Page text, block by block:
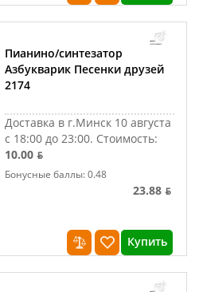
Пианино/синтезатор
Азбукварик Песенки друзей
2174
Доставка в г.Минск 10 августа
с 18:00 до 23:00. Стоимость:
10.00 ƃ
Бонусные баллы: 0.48
23.88 ƃ
Купить